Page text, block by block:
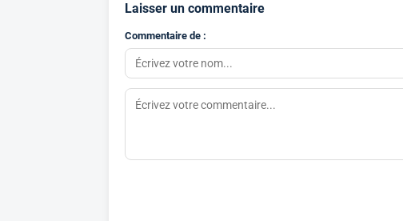
Laisser un commentaire
Commentaire de :